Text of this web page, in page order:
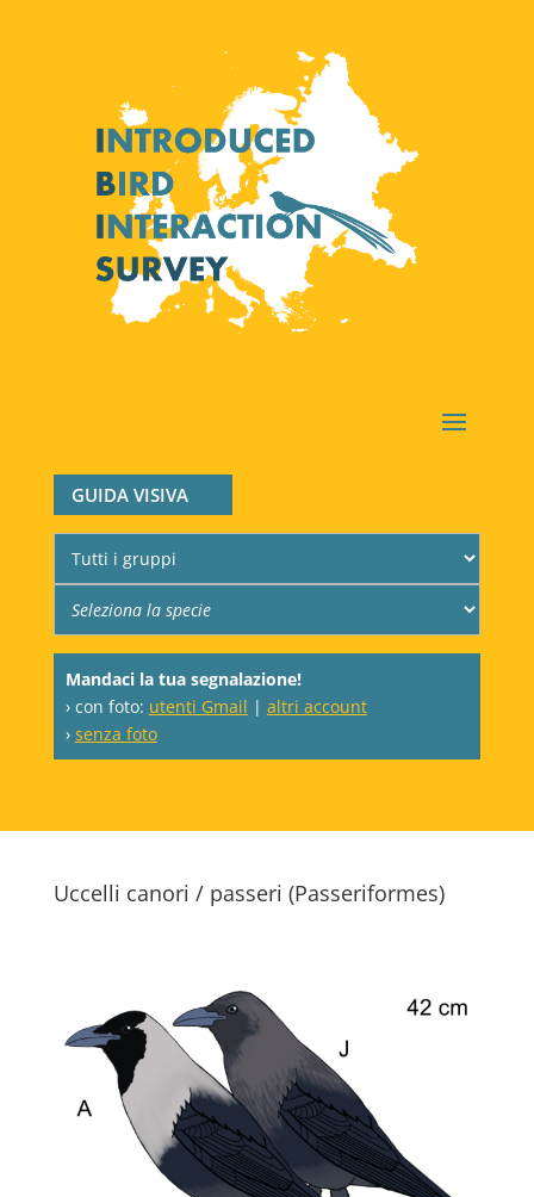
GUIDA VISIVA
Mandaci la tua segnalazione!
› con foto: utenti Gmail | altri account
› senza foto
Uccelli canori / passeri (Passeriformes)